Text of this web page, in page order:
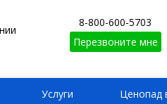
8-800-600-5703
Перезвоните мне
Услуги Ценопад